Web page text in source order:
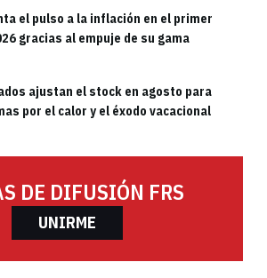
el pulso a la inflación en el primer
gracias al empuje de su gama
ajustan el stock en agosto para
por el calor y el éxodo vacacional
DE DIFUSIÓN FRS
UNIRME